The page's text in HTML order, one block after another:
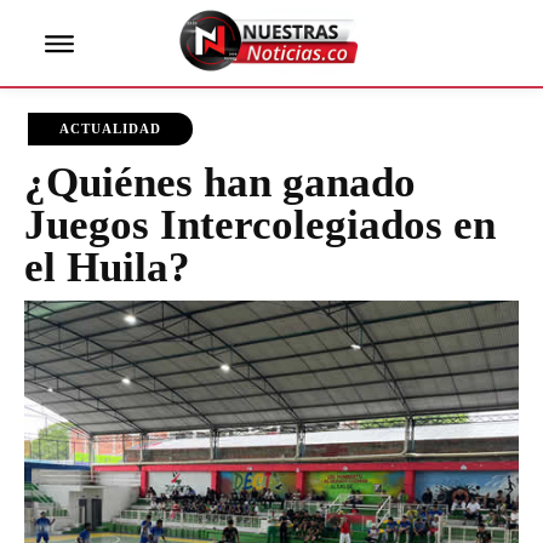
ACTUALIDAD
¿Quiénes han ganado
Juegos Intercolegiados en
el Huila?